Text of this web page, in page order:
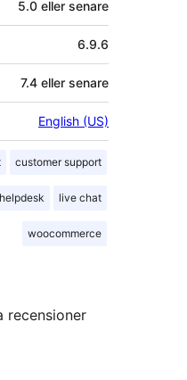
5.0 eller senare
6.9.6
7.4 eller senare
English (US)
customer support
helpdesk live chat
woocommerce
recensioner